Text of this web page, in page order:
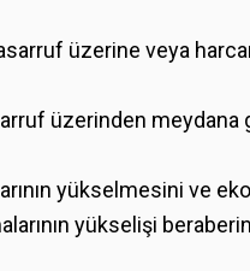
üzerine veya
üzerinden meydana
yükselmesini ve
yükselişi